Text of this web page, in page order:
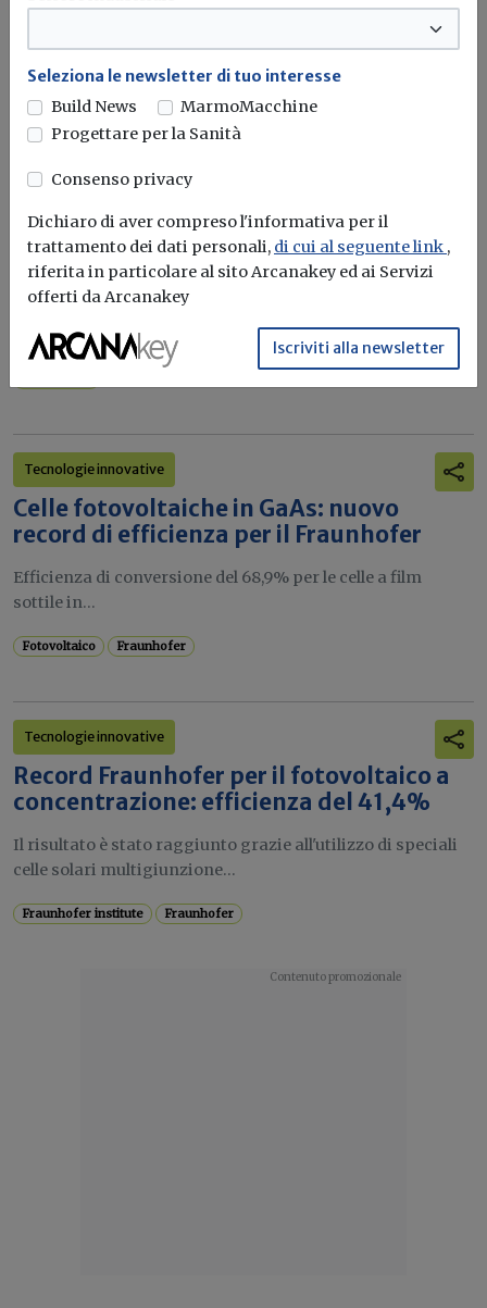
spunta il nuovo contributo per
Il governo ha allo studio l'introduzione di un nuovo
bonus elettrodomestici, che...Leggi
Un innovativo sistema di facciata
modulare con le rinnovabili integrate
Dal Fraunhofer un’innovazione che potrebbe semplificare
e dare una spinta agli interventi...
Tecnologie innovative
Celle fotovoltaiche in GaAs: nuovo
record di efficienza per il Fraunhofer
Efficienza di conversione del 68,9% per le celle a film
sottile in...
Fotovoltaico Fraunhofer
Tecnologie innovative
Record Fraunhofer per il fotovoltaico a
concentrazione: efficienza del 41,4%
Il risultato è stato raggiunto grazie all'utilizzo di speciali
celle solari multigiunzione...
Fraunhofer institute Fraunhofer
Seleziona le newsletter di tuo interesse
Build News
MarmoMacchine
Progettare per la Sanità
Consenso privacy
Dichiaro di aver compreso l'informativa per il
trattamento dei dati personali, di cui al seguente link ,
riferita in particolare al sito Arcanakey ed ai Servizi
offerti da Arcanakey
Iscriviti alla newsletter